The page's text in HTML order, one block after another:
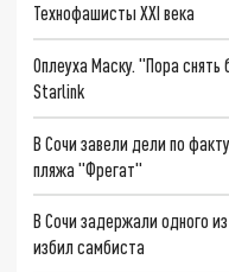
Технофашисты XXI века
Оплеуха Маску. "Пора
Starlink
В Сочи завели дели по
пляжа "Фрегат"
В Сочи задержали одного
избил самбиста